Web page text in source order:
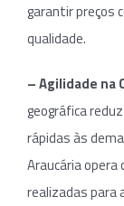
garantir preços
qualidade.
– Agilidade na
geográfica
rápidas às
Araucária
realizadas para